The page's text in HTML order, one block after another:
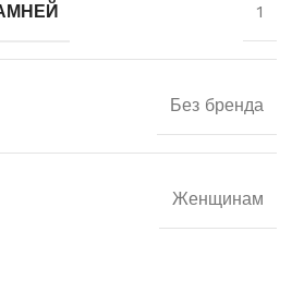
1
Без бренда
Женщинам